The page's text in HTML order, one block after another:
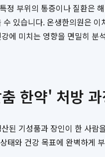
정 부위의 통증이나 질환은
있습니다. 온생한의원은
에 미치는 영향을 면밀히
한약' 처방 과
된 기성품과 장인이 한 사
태와 건강 목표에 완벽하게